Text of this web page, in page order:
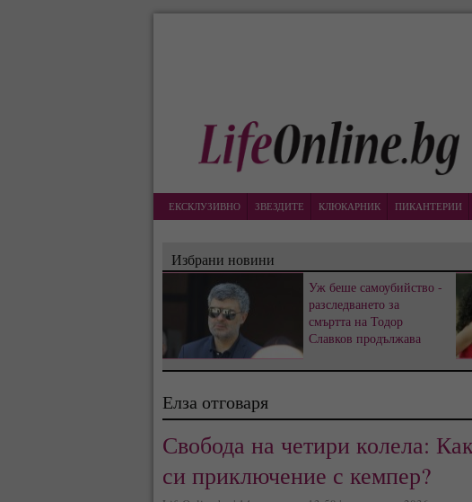
ЕКСКЛУЗИВНО ЗВЕЗДИТЕ КЛЮКАРНИК ПИКАНТЕРИИ
Избрани новини
Уж беше самоубийство -
разследването за
смъртта на Тодор
Славков продължава
Елза отговаря
Свобода на четири колела:
си приключение с кемпер?